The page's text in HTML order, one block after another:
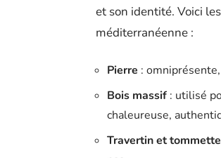
et son identité. Voici
méditerranéenne :
Pierre :
Bois massif : utilisé
chaleureuse,
Travertin et